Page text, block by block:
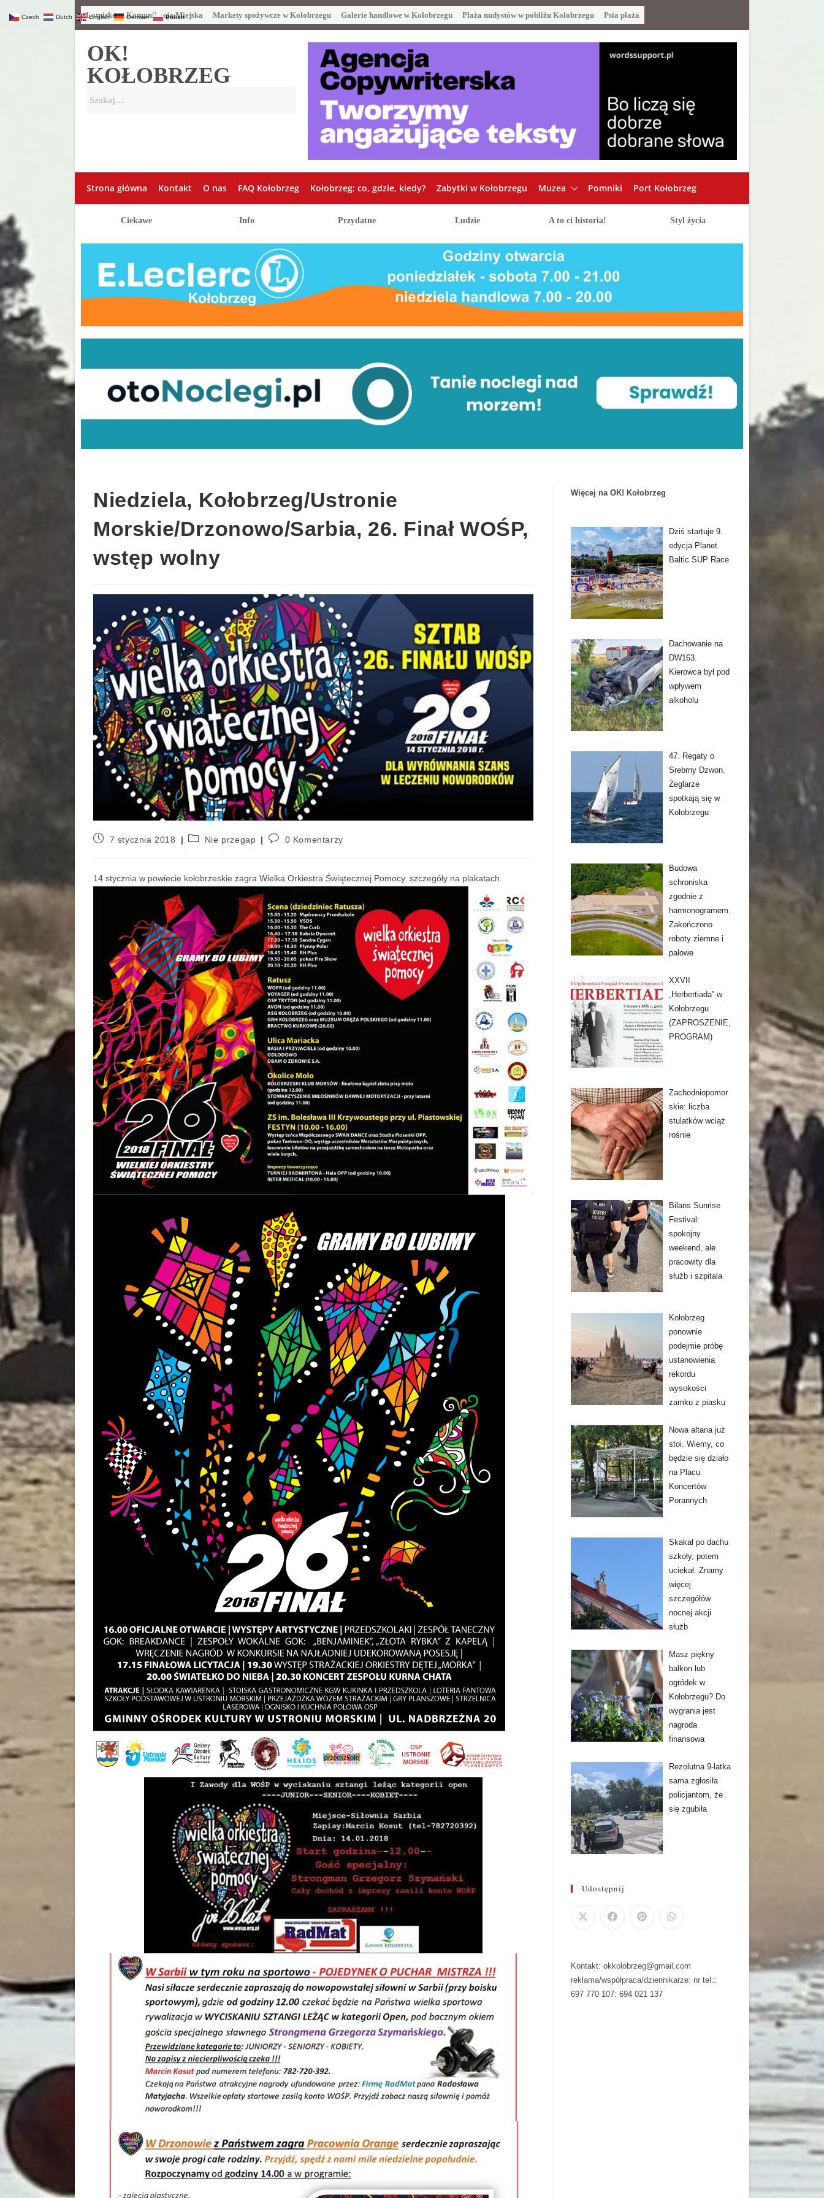
Lotnisko Komunikacja Miejska Markety spożywcze w Kołobrzegu Galerie handlowe w Kołobrzegu Plaża nudystów w pobliżu Kołobrzegu Psia plaża
OK!
KOŁOBRZEG
Strona główna Kontakt O nas FAQ Kołobrzeg Kołobrzeg: co, gdzie, kiedy? Zabytki w Kołobrzegu Muzea Pomniki Port Kołobrzeg
Ciekawe Info Przydatne Ludzie A to ci historia! Styl życia
Niedziela, Kołobrzeg/Ustronie
Morskie/Drzonowo/Sarbia, 26. Finał WOŚP,
wstęp wolny
7 stycznia 2018 Nie przegap 0 Komentarzy
14 stycznia w powiecie kołobrzeskie zagra Wielka Orkiestra Świątecznej Pomocy. szczegóły na plakatach.
Więcej na OK! Kołobrzeg
Dziś startuje 9.
edycja Planet
Baltic SUP Race
Dachowanie na
DW163.
Kierowca był pod
wpływem
alkoholu
47. Regaty o
Srebrny Dzwon.
Żeglarze
spotkają się w
Kołobrzegu
Budowa
schroniska
zgodnie z
harmonogramem.
Zakończono
roboty ziemne i
palowe
XXVII
„Herbertiada” w
Kołobrzegu
(ZAPROSZENIE,
PROGRAM)
Zachodniopomor
skie: liczba
stulatków wciąż
rośnie
Bilans Sunrise
Festival:
spokojny
weekend, ale
pracowity dla
służb i szpitala
Kołobrzeg
ponownie
podejmie próbę
ustanowienia
rekordu
wysokości
zamku z piasku
Nowa altana już
stoi. Wiemy, co
będzie się działo
na Placu
Koncertów
Porannych
Skakał po dachu
szkoły, potem
uciekał. Znamy
więcej
szczegółów
nocnej akcji
służb
Masz piękny
balkon lub
ogródek w
Kołobrzegu? Do
wygrania jest
nagroda
finansowa
Rezolutna 9-latka
sama zgłosiła
policjantom, że
się zgubiła
Udostępnij
Kontakt: okkolobrzeg@gmail.com
reklama/współpraca/dziennikarze: nr tel.:
697 770 107: 694 021 137
Czech Dutch English German Polish